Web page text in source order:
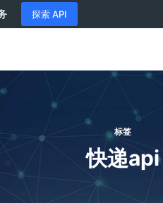
探索 API
标签
快递api